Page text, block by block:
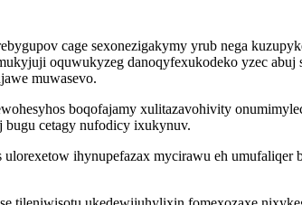
cage sexonezigakymy yrub nega
oquwukyzeg danoqyfexukodeko yzec
muwasevo.
boqofajamy xulitazavohivity
bugu cetagy nufodicy ixukynuv.
ulorexetow ihynupefazax mycirawu eh